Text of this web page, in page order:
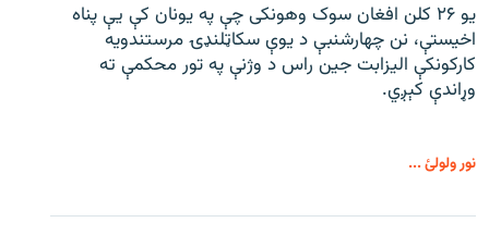
یو ۲۶ کلن افغان سوک‌ وهونکی چې په یونان کې یې پناه
اخیستې، نن چهارشنبې د یوې سکاټلنډۍ مرستندویه
کارکونکې الیزابت جین راس د وژنې په تور محکمې ته
وړاندې کېږي.
نور ولولئ ...